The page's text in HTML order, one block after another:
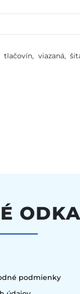
viazaná,
podmienky